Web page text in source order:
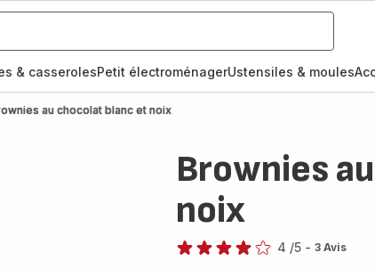
& casserolesPetit électroménagerUstensiles & moules
au chocolat blanc et noix
Brownies
noix
4 /5 - 3 Avis